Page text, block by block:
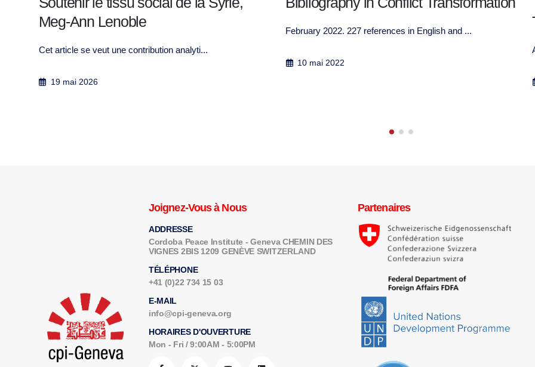
February 2022. 227 references in English and ...
Joignez-Vous à Nous
ADDRESSE
Cordoba Peace Institute - Geneva CHEMIN DES
VIGNES 2BIS 1209 GENÈVE SWITZERLAND
TÉLÉPHONE
+41 (0)22 734 15 03
E-MAIL
info@cpi-geneva.org
HORAIRES D'OUVERTURE
Mon - Fri / 9:00AM - 5:00PM
Partenaires